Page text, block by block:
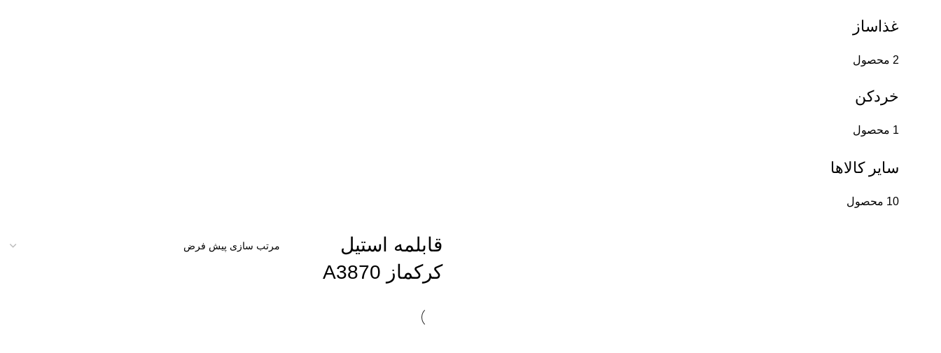
غذاساز
2 محصول
خردکن
1 محصول
سایر کالاها
10 محصول
قابلمه استیل
کرکماز A3870